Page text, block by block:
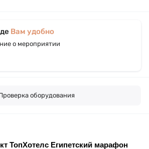
Вам удобно
о мероприятии
оборудования
ТопХотелс Египетский марафон